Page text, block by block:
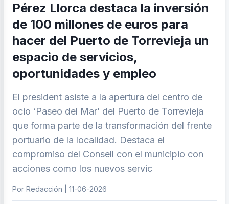
Pérez Llorca destaca la inversión
de 100 millones de euros para
hacer del Puerto de Torrevieja un
espacio de servicios,
oportunidades y empleo
El president asiste a la apertura del centro de
ocio ‘Paseo del Mar’ del Puerto de Torrevieja
que forma parte de la transformación del frente
portuario de la localidad. Destaca el
compromiso del Consell con el municipio con
acciones como los nuevos servic
Por Redacción | 11-06-2026